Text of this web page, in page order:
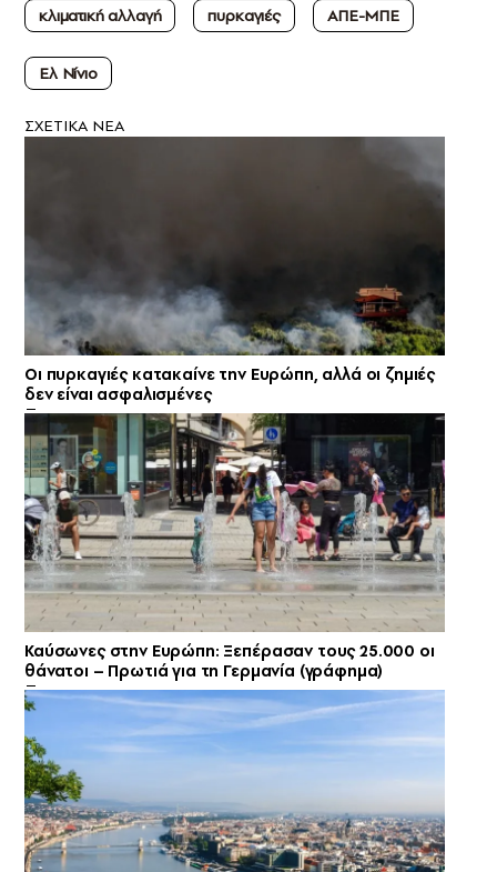
κλιματική αλλαγή
πυρκαγιές ΑΠΕ-ΜΠΕ
Ελ Νίνιο
ΣXETIKA NEA
Οι πυρκαγιές κατακαίνε την Ευρώπη, αλλά οι ζημιές
δεν είναι ασφαλισμένες
Καύσωνες στην Ευρώπη: Ξεπέρασαν τους 25.000 οι
θάνατοι – Πρωτιά για τη Γερμανία (γράφημα)